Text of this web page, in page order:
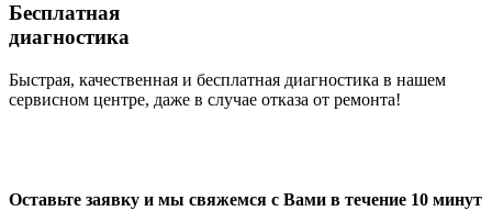
Бесплатная
диагностика
Быстрая, качественная и бесплатная диагностика в нашем
сервисном центре, даже в случае отказа от ремонта!
Оставьте заявку и мы свяжемся с Вами в течение 10 минут